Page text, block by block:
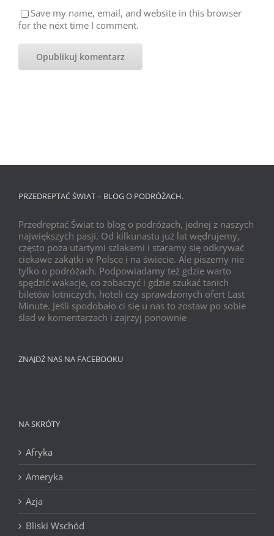
Save my name, email, and website in this browser
for the next time I comment.
PRZEDREPTAĆ ŚWIAT – BLOG O PODRÓŻACH.
Przedreptać Świat to blog o podróżach, jednej z naszych
największych pasji. Od kilkunastu już lat wędrujemy,
często poza utartymi szlakami i staramy się odkrywać
ciekawe zakątki w Polsce i na świecie. Ale piszemy nie
tylko o podróżach. Podpowiadamy też gdzie warto
spędzić wakacje, co zobaczyć i gdzie szukać tanich
biletów lotniczych, hoteli czy sprawdzonych ofert Last
Minute. Jeśli spodobało ci się u nas to zostaw po sobie
ślad w komentarzach i zajrzyj ponownie
ZNAJDŹ NAS NA FACEBOOKU
NA SKRÓTY
Afryka
Ameryka
Azja
Bliski Wschód